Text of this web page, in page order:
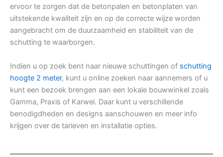
ervoor te zorgen dat de betonpalen en betonplaten van
uitstekende kwaliteit zijn en op de correcte wijze worden
aangebracht om de duurzaamheid en stabiliteit van de
schutting te waarborgen.
Indien u op zoek bent naar nieuwe schuttingen of schutting
hoogte 2 meter, kunt u online zoeken naar aannemers of u
kunt een bezoek brengen aan een lokale bouwwinkel zoals
Gamma, Praxis of Karwei. Daar kunt u verschillende
benodigdheden en designs aanschouwen en meer info
krijgen over de tarieven en installatie opties.